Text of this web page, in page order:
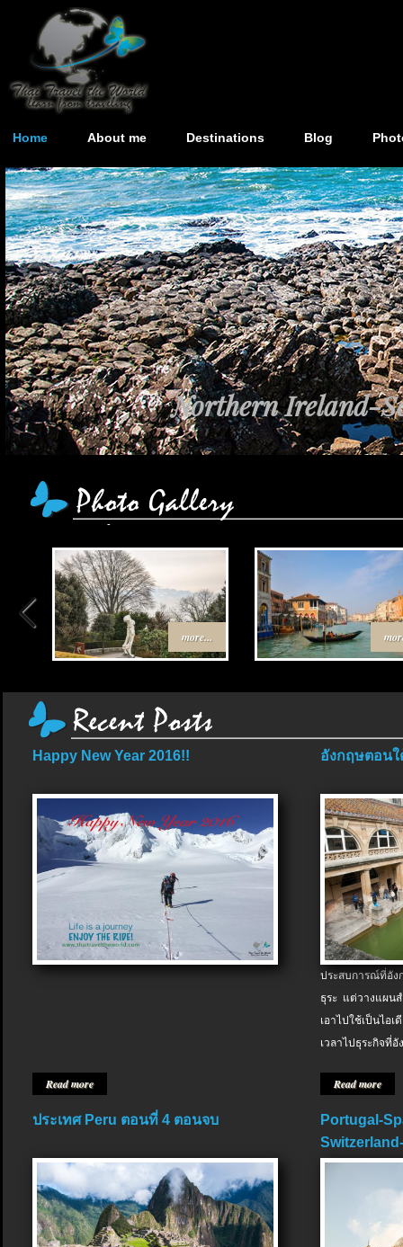
Home About me Destinations Blog
Northern Ireland-
more...
Happy New Year 2016!!
Read more
อังกฤษตอนใ
ประสบการณ์ที่อัง
ธุระ แต่วางแผน
เอาไปใช้เป็นไอ
เวลาไปธุระกิจที่อั
Read more
ประเทศ Peru ตอนที่ 4 ตอนจบ
Portugal-